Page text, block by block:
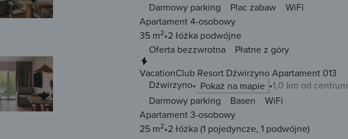
Darmowy parking
Plac zabaw
WiFi
Apartament 4-osobowy
35 m2 2 łóżka podwójne
Oferta bezzwrotna
Płatne z góry
VacationClub Resort Dźwirzyno Apartament 013
Dźwirzyno
Pokaż na mapie 1,0 km od centrum
Darmowy parking
Basen
WiFi
Apartament 3-osobowy
25 m2 2 łóżka(1 pojedyncze, 1 podwójne)